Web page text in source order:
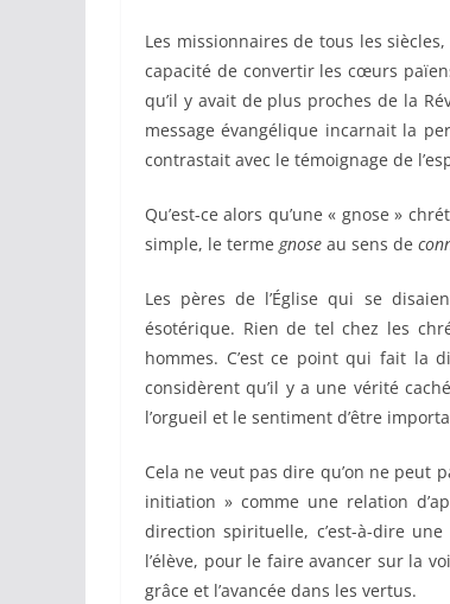
Les missionnaires de tous les
capacité de convertir les cœurs
qu’il y avait de plus proches de la
message évangélique incarnait la
contrastait avec le témoignage de
Qu’est-ce alors qu’une « gnose »
simple, le terme gnose au sens de
Les pères de l’Église qui se
ésotérique. Rien de tel chez les
hommes. C’est ce point qui fait la
considèrent qu’il y a une vérité
l’orgueil et le sentiment d’être
Cela ne veut pas dire qu’on ne peut
initiation » comme une relation
direction spirituelle, c’est-à-dire
l’élève, pour le faire avancer sur la
grâce et l’avancée dans les vertus.